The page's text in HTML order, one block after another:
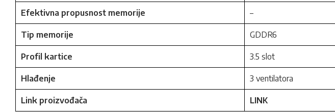
Efektivna propusnost memorije –
Tip memorije GDDR6
Profil kartice 3.5 slot
Hlađenje 3 ventilatora
Link proizvođača LINK